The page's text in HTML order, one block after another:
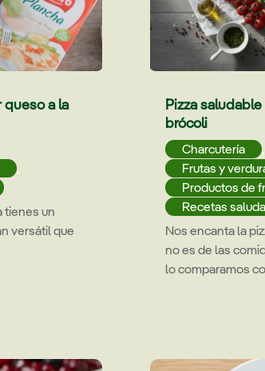
queso a la
,
tienes un
versátil que
Pizza
brócoli
Charcutería
,
Frutas y
Productos de
Recetas
Nos encanta la
no es de las
lo comparamos